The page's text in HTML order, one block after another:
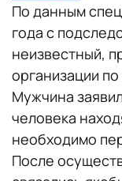
По данным
года с
неизвестный,
организации
Мужчина
человека
необходимо
После